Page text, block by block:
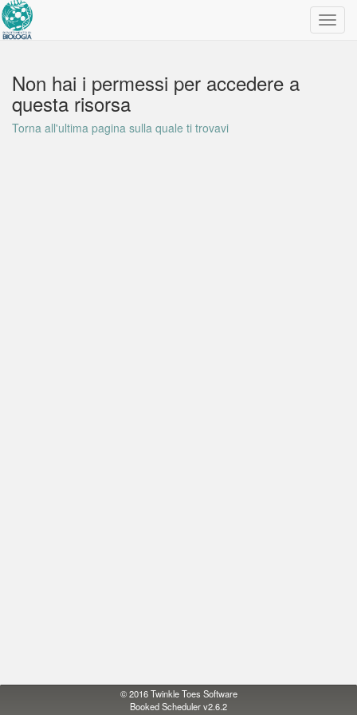
Non hai i permessi per accedere a
questa risorsa
Torna all'ultima pagina sulla quale ti trovavi
© 2016Twinkle Toes Software
Booked Scheduler v2.6.2